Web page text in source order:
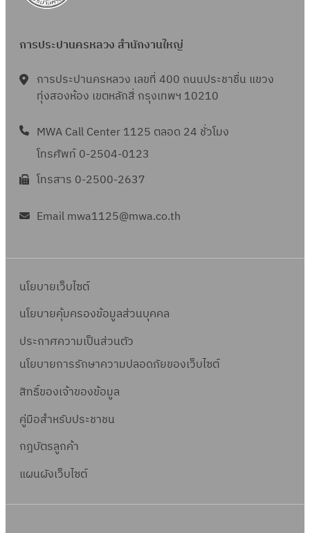
การประปานครหลวง สำนักงานใหญ่
การประปานครหลวง เลขที่ 400 ถนนประชาชื่น แขวง
ทุ่งสองห้อง เขตหลักสี่ กรุงเทพฯ 10210
MWA Call Center 1125 ตลอด 24 ชั่วโมง
โทรศัพท์ 0-2504-0123
โทรสาร 0-2500-2637
Email mwa1125@mwa.co.th
นโยบายเว็บไซต์
นโยบายคุ้มครองข้อมูลส่วนบุคคล
ประกาศความเป็นส่วนตัว
นโยบายการรักษาความปลอดภัยของเว็บไซต์
สิทธิ์ของเจ้าของข้อมูล
คู่มือสำหรับประชาชน
กฎบัตรลูกค้า
แผนผังเว็บไซต์